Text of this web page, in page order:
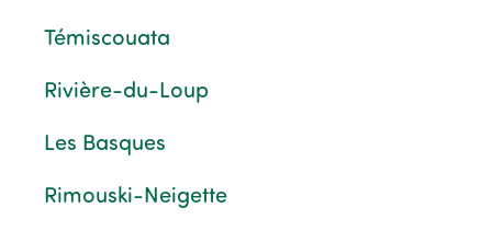
Témiscouata
Rivière-du-Loup
Les Basques
Rimouski-Neigette